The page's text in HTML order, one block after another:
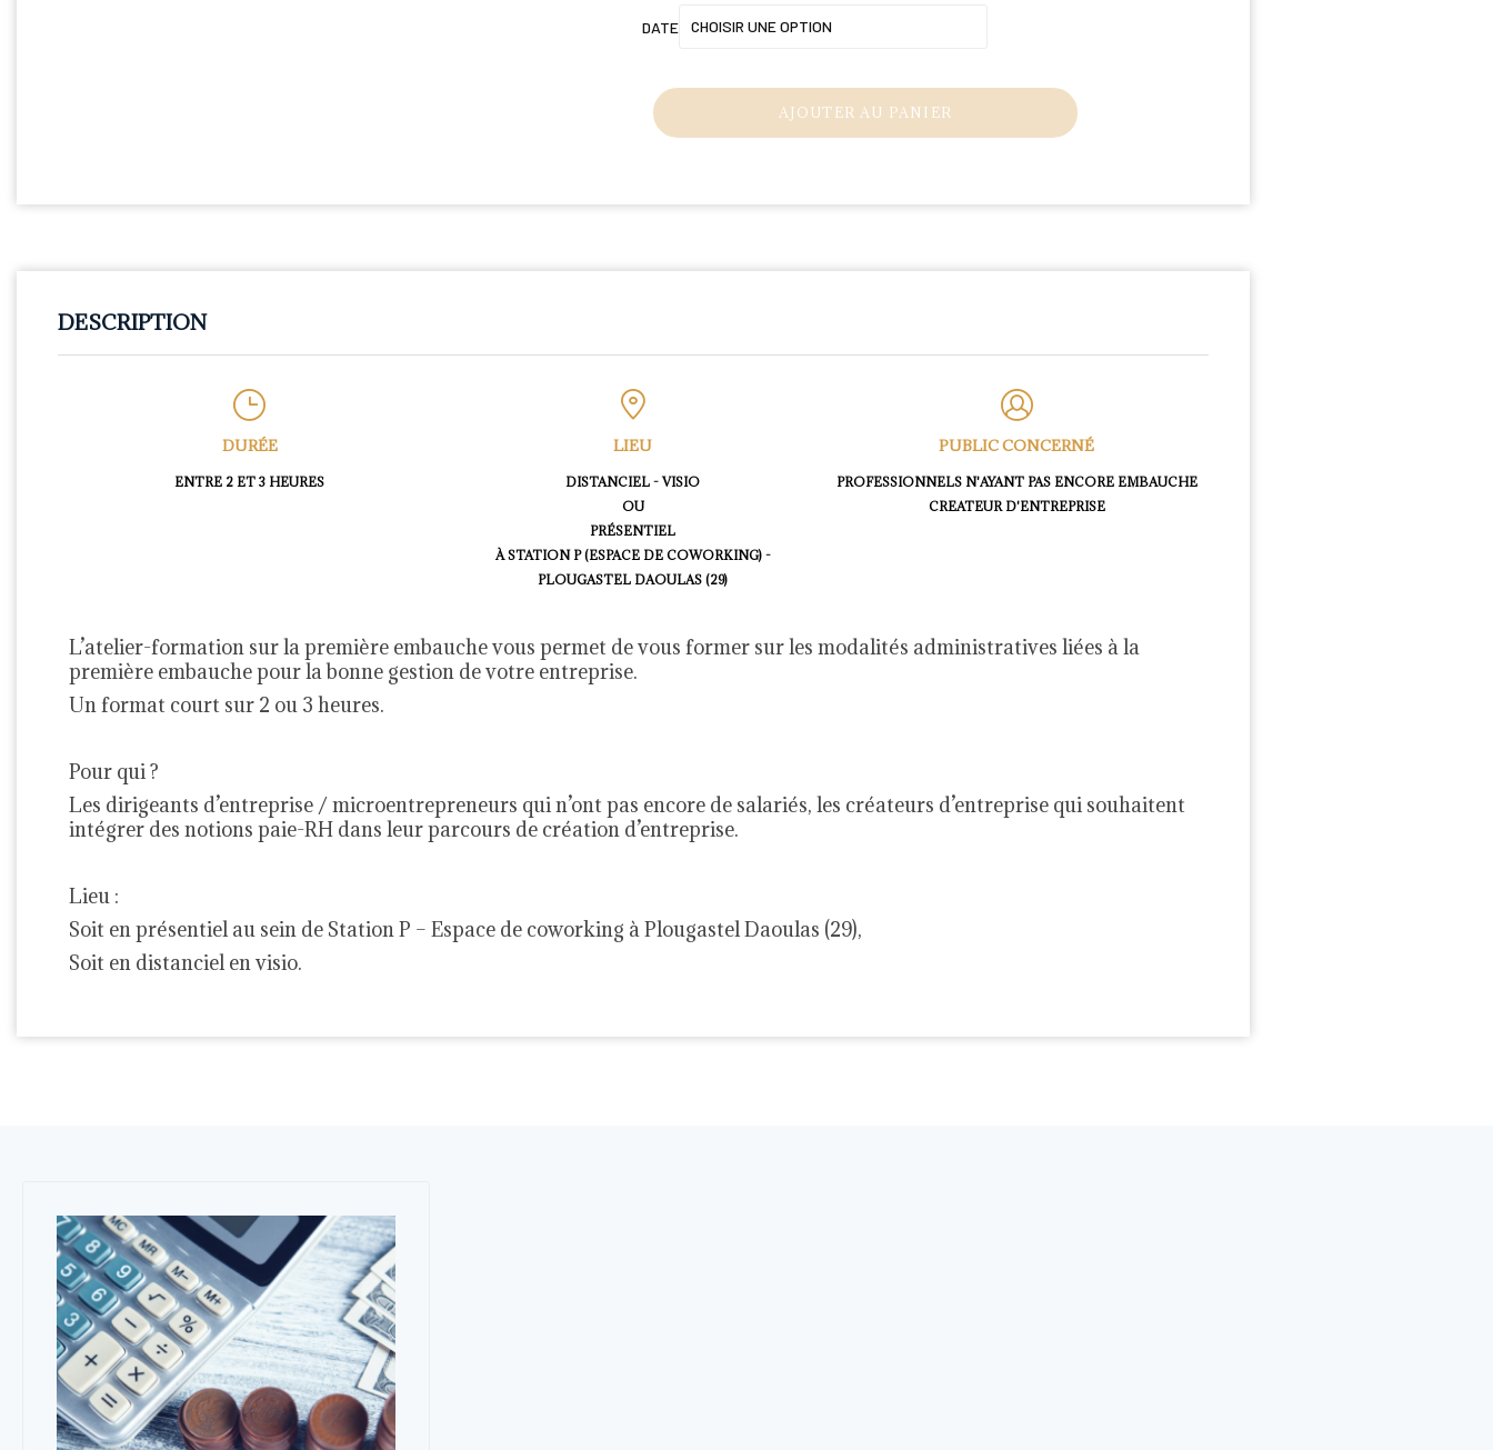
DATE
AJOUTER AU PANIER
DESCRIPTION
DURÉE
ENTRE 2 ET 3 HEURES
LIEU
DISTANCIEL - VISIO
OU
PRÉSENTIEL
À STATION P (ESPACE DE COWORKING) -
PLOUGASTEL DAOULAS (29)
PUBLIC CONCERNÉ
PROFESSIONNELS N'AYANT PAS ENCORE EMBAUCHE
CREATEUR D'ENTREPRISE
L’atelier-formation sur la première embauche vous permet de vous former sur les modalités administratives liées à la
première embauche pour labonne gestion de votre entreprise.
Un format court sur 2 ou 3 heures.
Pour qui ?
Les dirigeants d’entreprise / microentrepreneurs qui n’ont pas encore de salariés, les créateurs d’entreprise qui souhaitent
intégrer des notions paie-RH dans leur parcours de création d’entreprise.
Lieu :
Soit en présentiel au sein de Station P – Espace de coworking à Plougastel Daoulas (29),
Soit en distanciel en visio.